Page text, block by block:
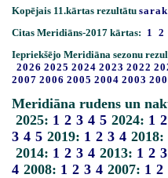
Kopējais 11.kārtas rezultātu
Citas Meridiāns-2017 kārtas: 1 2
Iepriekšējo Meridiāna sezonu
2026 2025 2024 2023 2022
2007 2006 2005 2004 2003
Meridiāna rudens un
2025: 1 2 3 4 5 2024: 1 2
3 4 5 2019: 1 2 3 4 2018:
2014: 1 2 3 4 2013: 1 2 3
4 2008: 1 2 3 4 2007: 1 2